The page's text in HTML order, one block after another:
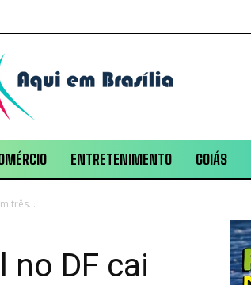
ENTRETENIMENTO GOIÁS
três...
DF cai